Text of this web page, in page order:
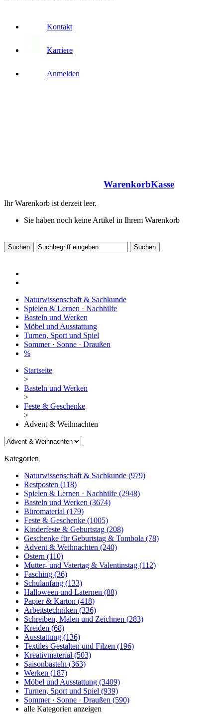
Kontakt
Karriere
Anmelden
WarenkorbKasse
Ihr Warenkorb ist derzeit leer.
Sie haben noch keine Artikel in Ihrem Warenkorb
Naturwissenschaft & Sachkunde
Spielen & Lernen · Nachhilfe
Basteln und Werken
Möbel und Ausstattung
Turnen, Sport und Spiel
Sommer · Sonne · Draußen
%
Startseite
>
Basteln und Werken
>
Feste & Geschenke
>
Advent & Weihnachten
Kategorien
Naturwissenschaft & Sachkunde (979)
Restposten (118)
Spielen & Lernen · Nachhilfe (2948)
Basteln und Werken (3674)
Büromaterial (179)
Feste & Geschenke (1005)
Kinderfeste & Geburtstag (208)
Geschenke für Geburtstag & Tombola (78)
Advent & Weihnachten (240)
Ostern (110)
Mutter- und Vatertag & Valentinstag (112)
Fasching (36)
Schulanfang (133)
Halloween und Laternen (88)
Papier & Karton (418)
Arbeitstechniken (336)
Schreiben, Malen und Zeichnen (283)
Kreiden (68)
Ausstattung (136)
Textiles Gestalten und Filzen (196)
Kreativmaterial (503)
Saisonbasteln (363)
Werken (187)
Möbel und Ausstattung (3409)
Turnen, Sport und Spiel (939)
Sommer · Sonne · Draußen (590)
alle Kategorien anzeigen